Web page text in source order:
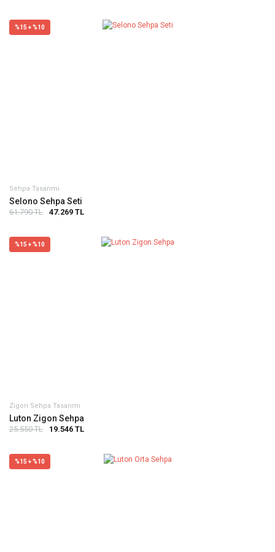
%15 + %10
Sehpa Tasarımı
Selono Sehpa Seti
61.790 TL 47.269 TL
%15 + %10
Zigon Sehpa Tasarımı
Luton Zigon Sehpa
25.550 TL 19.546 TL
%15 + %10